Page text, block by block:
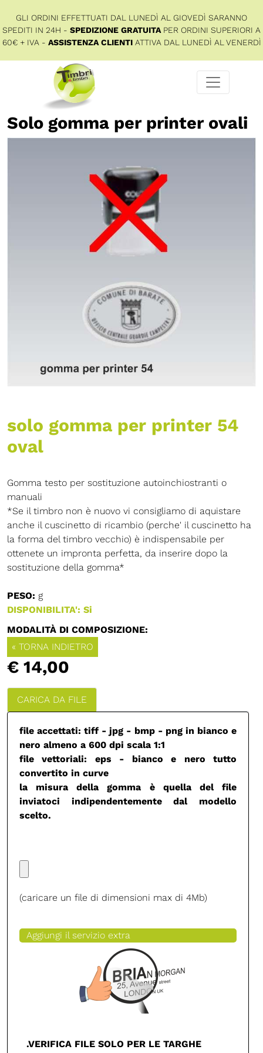
GLI ORDINI EFFETTUATI DAL LUNEDÌ AL GIOVEDÌ SARANNO
SPEDITI IN 24H - SPEDIZIONE GRATUITA PER ORDINI SUPERIORI A
60€ + IVA - ASSISTENZA CLIENTIATTIVA DAL LUNEDÌ AL VENERDÌ
Solo gomma per printer ovali
solo gomma per printer 54
oval
Gomma testo per sostituzione autoinchiostranti o
manuali
*Se il timbro non è nuovo vi consigliamo di aquistare
anche il cuscinetto di ricambio (perche' il cuscinetto ha
la forma del timbro vecchio) è indispensabile per
ottenete un impronta perfetta, da inserire dopo la
sostituzione della gomma*
PESO: g
DISPONIBILITA': Si
MODALITÀ DI COMPOSIZIONE:
« TORNA INDIETRO
€ 14,00
CARICA DA FILE
file accettati: tiff - jpg - bmp - png in bianco e
nero almeno a 600 dpi scala 1:1
file vettoriali: eps - bianco e nero tutto
convertito in curve
la misura della gomma è quella del file
inviatoci indipendentemente dal modello
scelto.
(caricare un file di dimensioni max di 4Mb)
Aggiungi il servizio extra
.VERIFICA FILE SOLO PER LE TARGHE